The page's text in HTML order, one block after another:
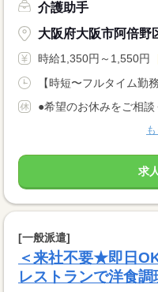
介護助手
大阪府大阪市阿倍野
時給1,350円～1,550円
【時短〜フルタイム勤
●希望のお休みをご相
求
[一般派遣]
＜来社不要★即日
レストランで洋食調